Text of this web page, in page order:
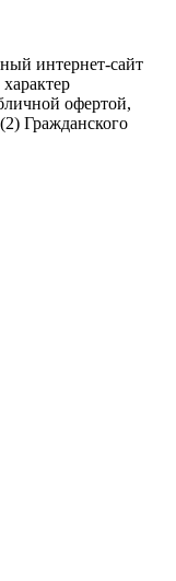
интернет-сайт
офертой,
Гражданского